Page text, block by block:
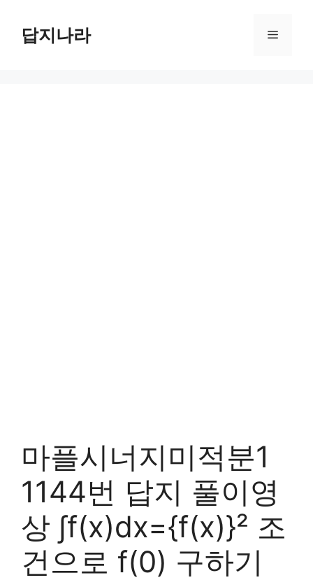
답지나라 메
마플시너지미적분1
1144번 답지 풀이영
상 ∫f(x)dx={f(x)}² 조
건으로 f(0) 구하기